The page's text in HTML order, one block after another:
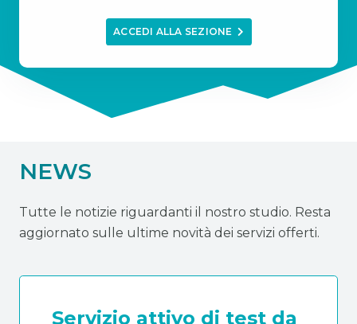
ACCEDI ALLA SEZIONE
NEWS
Tutte le notizie riguardanti il nostro studio. Resta
aggiornato sulle ultime novità dei servizi offerti.
Servizio attivo di test da